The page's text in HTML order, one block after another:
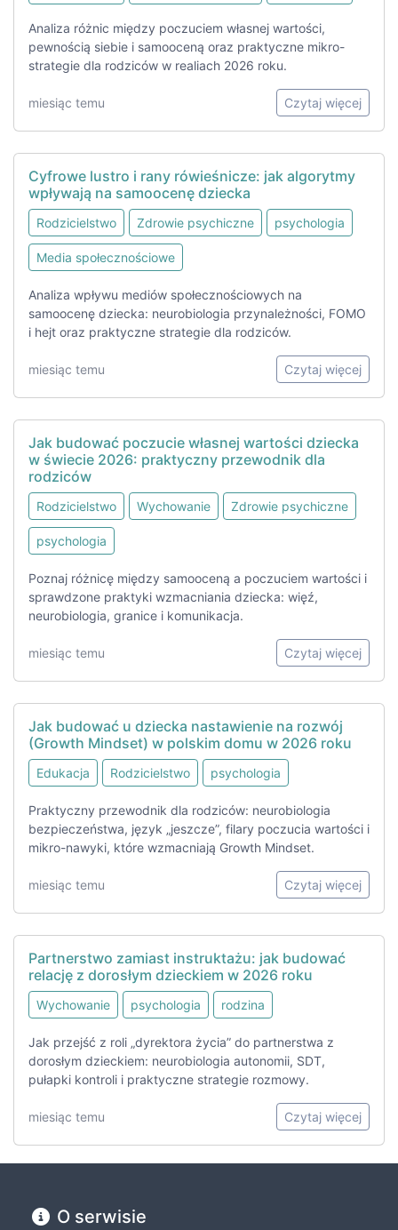
Analiza różnic między poczuciem własnej wartości,
pewnością siebie i samooceną oraz praktyczne mikro-
strategie dla rodziców w realiach 2026 roku.
miesiąc temu Czytaj więcej
Cyfrowe lustro i rany rówieśnicze: jak algorytmy
wpływają na samoocenę dziecka
Rodzicielstwo Zdrowie psychiczne psychologia
Media społecznościowe
Analiza wpływu mediów społecznościowych na
samoocenę dziecka: neurobiologia przynależności, FOMO
i hejt oraz praktyczne strategie dla rodziców.
miesiąc temu Czytaj więcej
Jak budować poczucie własnej wartości dziecka
w świecie 2026: praktyczny przewodnik dla
rodziców
Rodzicielstwo Wychowanie Zdrowie psychiczne
psychologia
Poznaj różnicę między samooceną a poczuciem wartości i
sprawdzone praktyki wzmacniania dziecka: więź,
neurobiologia, granice i komunikacja.
miesiąc temu Czytaj więcej
Jak budować u dziecka nastawienie na rozwój
(Growth Mindset) w polskim domu w 2026 roku
Edukacja Rodzicielstwo psychologia
Praktyczny przewodnik dla rodziców: neurobiologia
bezpieczeństwa, język „jeszcze”, filary poczucia wartości i
mikro-nawyki, które wzmacniają Growth Mindset.
miesiąc temu Czytaj więcej
Partnerstwo zamiast instruktażu: jak budować
relację z dorosłym dzieckiem w 2026 roku
Wychowanie psychologia rodzina
Jak przejść z roli „dyrektora życia” do partnerstwa z
dorosłym dzieckiem: neurobiologia autonomii, SDT,
pułapki kontroli i praktyczne strategie rozmowy.
miesiąc temu Czytaj więcej
O serwisie